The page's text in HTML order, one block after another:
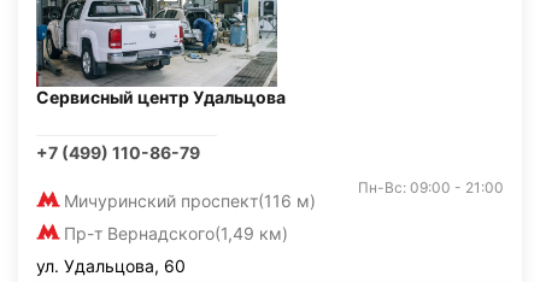
Сервисный центр Удальцова
+7 (499) 110-86-79
Мичуринский проспект(116 м)
Пр-т Вернадского(1,49 км)
Пн-Вс: 09:00 - 21:00
ул. Удальцова, 60